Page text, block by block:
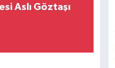
Aslı Göztaşı